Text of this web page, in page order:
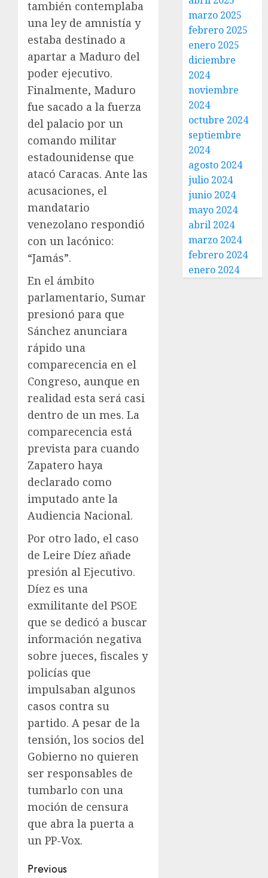
también contemplaba
una ley de amnistía y
estaba destinado a
apartar a Maduro del
poder ejecutivo.
Finalmente, Maduro
fue sacado a la fuerza
del palacio por un
comando militar
estadounidense que
atacó Caracas. Ante las
acusaciones, el
mandatario
venezolano respondió
con un lacónico:
“Jamás”.
En el ámbito
parlamentario, Sumar
presionó para que
Sánchez anunciara
rápido una
comparecencia en el
Congreso, aunque en
realidad esta será casi
dentro de un mes. La
comparecencia está
prevista para cuando
Zapatero haya
declarado como
imputado ante la
Audiencia Nacional.
Por otro lado, el caso
de Leire Díez añade
presión al Ejecutivo.
Díez es una
exmilitante del PSOE
que se dedicó a buscar
información negativa
sobre jueces, fiscales y
policías que
impulsaban algunos
casos contra su
partido. A pesar de la
tensión, los socios del
Gobierno no quieren
ser responsables de
tumbarlo con una
moción de censura
que abra la puerta a
un PP-Vox.
Previous
marzo 2025
febrero 2025
enero 2025
diciembre
2024
noviembre
2024
octubre 2024
septiembre
2024
agosto 2024
julio 2024
junio 2024
mayo 2024
abril 2024
marzo 2024
febrero 2024
enero 2024